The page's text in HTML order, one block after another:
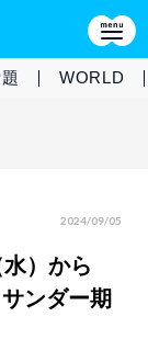
WORLD
2024/09/05
）から
ンダー期